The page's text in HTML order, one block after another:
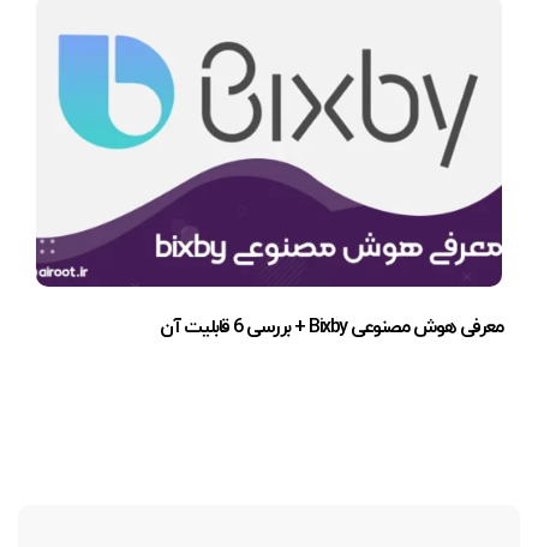
معرفی هوش مصنوعی Bixby + بررسی 6 قابلیت آن